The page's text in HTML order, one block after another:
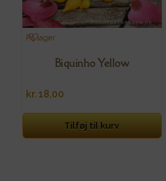
På lager
Biquinho Yellow
kr. 18,00
Tilføj til kurv